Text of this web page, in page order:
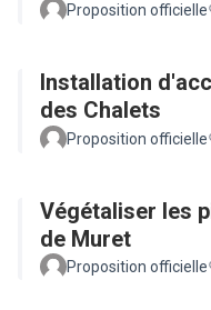
Proposition officielle
Installation
des Chalets
Proposition officielle
Végétaliser les
de Muret
Proposition officielle